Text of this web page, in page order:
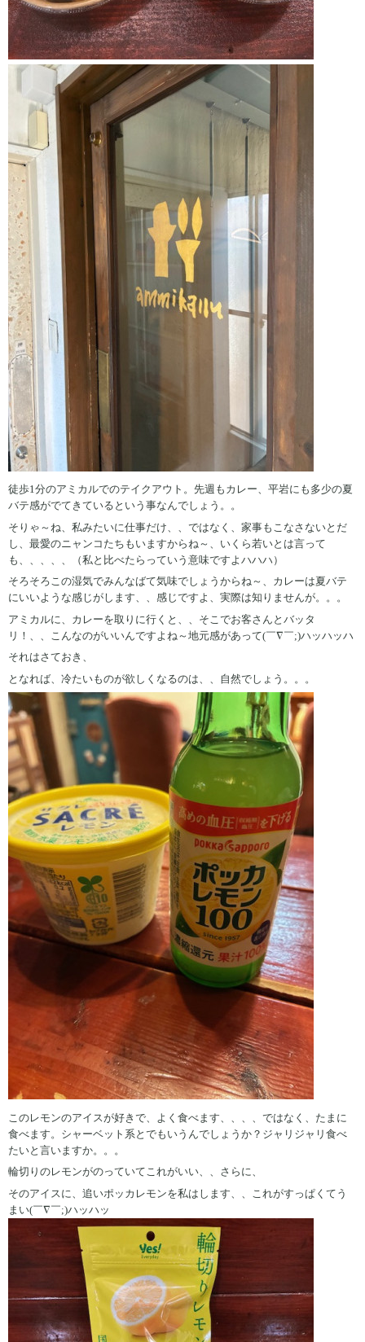
徒歩1分のアミカルでのテイクアウト。先週もカレー、平岩にも多少の夏
バテ感がでてきているという事なんでしょう。。
そりゃ～ね、私みたいに仕事だけ、、ではなく、家事もこなさないとだ
し、最愛のニャンコたちもいますからね～、いくら若いとは言って
も、、、、、（私と比べたらっていう意味ですよハハハ）
そろそろこの湿気でみんなばて気味でしょうからね～、カレーは夏バテ
にいいような感じがします、、感じですよ、実際は知りませんが。。。
アミカルに、カレーを取りに行くと、、そこでお客さんとバッタ
リ！、、こんなのがいいんですよね～地元感があって(￣∇￣;)ハッハッハ
それはさておき、
となれば、冷たいものが欲しくなるのは、、自然でしょう。。。
このレモンのアイスが好きで、よく食べます、、、、ではなく、たまに
食べます。シャーベット系とでもいうんでしょうか？ジャリジャリ食べ
たいと言いますか。。。
輪切りのレモンがのっていてこれがいい、、さらに、
そのアイスに、追いポッカレモンを私はします、、これがすっぱくてう
まい(￣∇￣;)ハッハッ